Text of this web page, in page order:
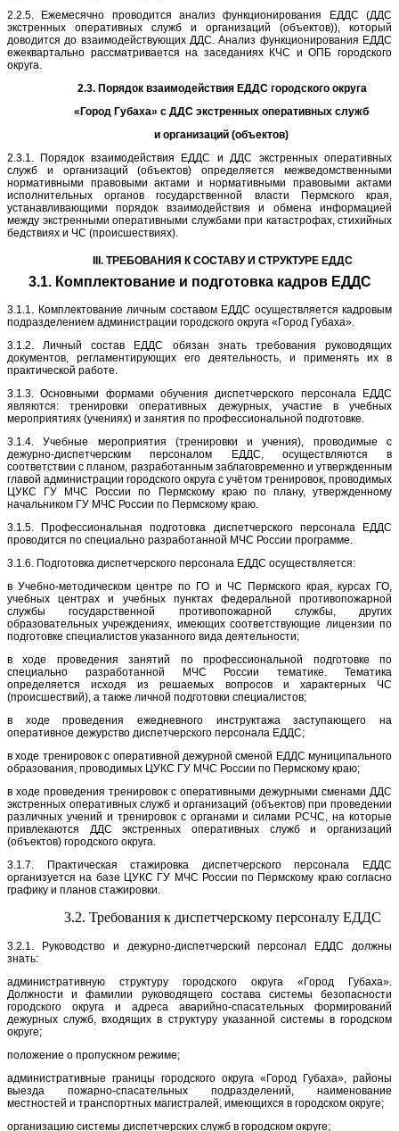
2.2.5. Ежемесячно проводится анализ функционирования ЕДДС (ДДС
экстренных оперативных служб и организаций (объектов)), который
доводится до взаимодействующих ДДС. Анализ функционирования ЕДДС
ежеквартально рассматривается на заседаниях КЧС и ОПБ городского
округа.
2.3. Порядок взаимодействия ЕДДС городского округа
«Город Губаха» с ДДС экстренных оперативных служб
и организаций (объектов)
2.3.1. Порядок взаимодействия ЕДДС и ДДС экстренных оперативных
служб и организаций (объектов) определяется межведомственными
нормативными правовыми актами и нормативными правовыми актами
исполнительных органов государственной власти Пермского края,
устанавливающими порядок взаимодействия и обмена информацией
между экстренными оперативными службами при катастрофах, стихийных
бедствиях и ЧС (происшествиях).
III. ТРЕБОВАНИЯ К СОСТАВУ И СТРУКТУРЕ ЕДДС
3.1. Комплектованиеи подготовка кадров ЕДДС
3.1.1. Комплектование личным составом ЕДДС осуществляется кадровым
подразделением администрации городского округа «Город Губаха».
3.1.2. Личный состав ЕДДС обязан знать требования руководящих
документов, регламентирующих его деятельность, и применять их в
практической работе.
3.1.3. Основными формами обучения диспетчерского персонала ЕДДС
являются: тренировки оперативных дежурных, участие в учебных
мероприятиях (учениях) и занятия по профессиональной подготовке.
3.1.4. Учебные мероприятия (тренировки и учения), проводимые с
дежурно-диспетчерским персоналом ЕДДС, осуществляются в
соответствии с планом, разработанным заблаговременно и утвержденным
главой администрации городского округа с учётом тренировок, проводимых
ЦУКС ГУ МЧС России по Пермскому краю по плану, утвержденному
начальником ГУ МЧС России по Пермскому краю.
3.1.5. Профессиональная подготовка диспетчерского персонала ЕДДС
проводится по специально разработанной МЧС России программе.
3.1.6. Подготовка диспетчерского персонала ЕДДС осуществляется:
в Учебно-методическом центре по ГО и ЧС Пермского края, курсах ГО,
учебных центрах и учебных пунктах федеральной противопожарной
службы государственной противопожарной службы, других
образовательных учреждениях, имеющих соответствующие лицензии по
подготовке специалистов указанного вида деятельности;
в ходе проведения занятий по профессиональной подготовке по
специально разработанной МЧС России тематике. Тематика
определяется исходя из решаемых вопросов и характерных ЧС
(происшествий), а также личной подготовки специалистов;
в ходе проведения ежедневного инструктажа заступающего на
оперативное дежурство диспетчерского персонала ЕДДС;
в ходе тренировок с оперативной дежурной сменой ЕДДС муниципального
образования, проводимых ЦУКС ГУ МЧС России по Пермскому краю;
в ходе проведения тренировок с оперативными дежурными сменами ДДС
экстренных оперативных служб и организаций (объектов) при проведении
различных учений и тренировок с органами и силами РСЧС, на которые
привлекаются ДДС экстренных оперативных служб и организаций
(объектов) городского округа.
3.1.7. Практическая стажировка диспетчерского персонала ЕДДС
организуется на базе ЦУКС ГУ МЧС России по Пермскому краю согласно
графику и планов стажировки.
3.2. Требования к диспетчерскому персоналу ЕДДС
3.2.1. Руководство и дежурно-диспетчерский персонал ЕДДС должны
знать:
административную структуру городского округа «Город Губаха».
Должности и фамилии руководящего состава системы безопасности
городского округа и адреса аварийно-спасательных формирований
дежурных служб, входящих в структуру указанной системы в городском
округе;
положение о пропускном режиме;
административные границы городского округа «Город Губаха», районы
выезда пожарно-спасательных подразделений, наименование
местностей и транспортных магистралей, имеющихся в городском округе;
организацию системы диспетчерских служб в городском округе;